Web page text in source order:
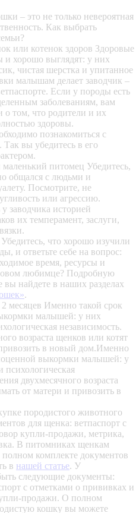
– это не только невероятная
Как выбрать
или котенок здоров Здоровые
хорошо выглядят: у них
чистая шерстка и упитанное
малышам делает заводчик –
Если у породы есть
заболеваниям, вам
о том, что родители и их
здоровы.
познакомиться с
вы убедитесь в его
маленький питомец Убедитесь,
общался с людьми и
Посмотрите, не
или агрессию.
заводчика историей
их темперамент, заслуги,
Убедитесь, что хорошо изучили
и ответьте себе на вопрос:
время, ресурсы и
любимце? Подробную
найдете в наших разделах
.
месяцев Именно такой срок
малышей: у них
независимость.
возраста щенков или котят
в новый дом.Именно
выкормки малышей: у
двухмесячного возраста
от матери и привозить в
породистого животного
для щенка: ветпаспорт с
купли-продажи, метрика,
В питомниках щенкам
комплекте документов
в нашей статье. У
следующие документы:
с отметками о прививках и
продажи. О полном
кошку вы можете